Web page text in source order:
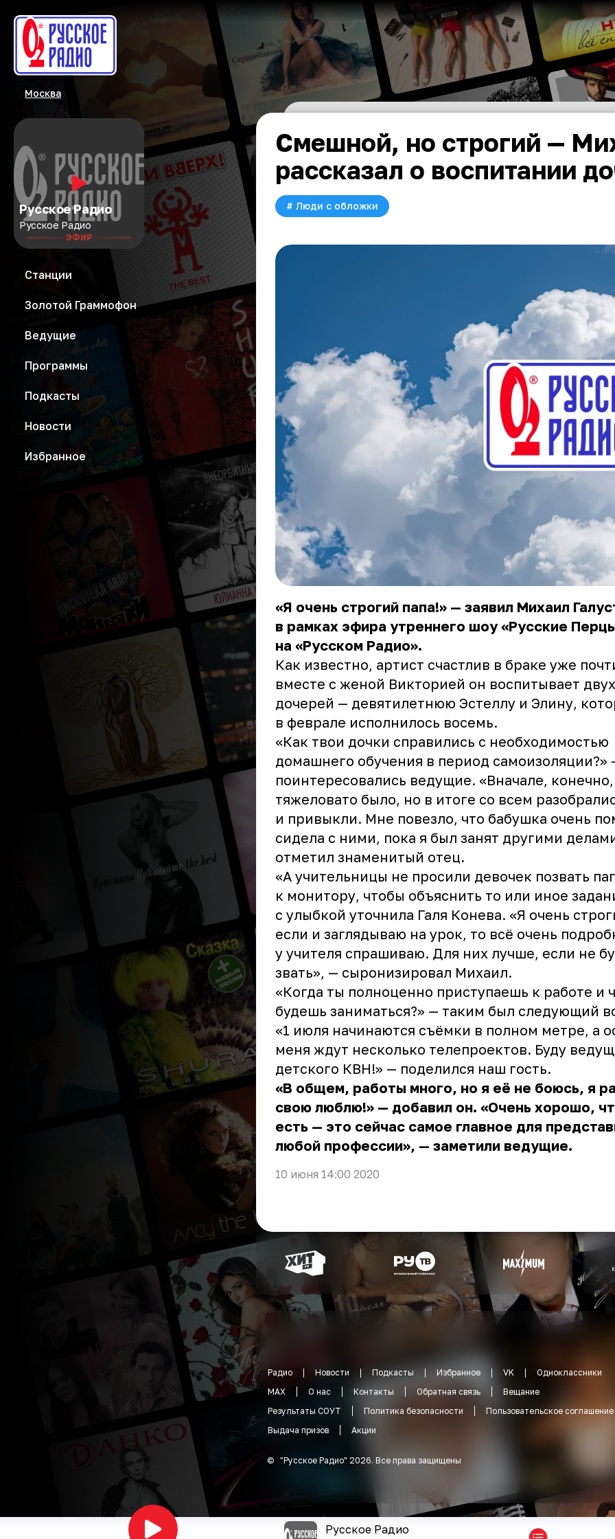
Москва
Русское Радио
Русское Радио
ЭФИР
Станции
Золотой Граммофон
Ведущие
Программы
Подкасты
Новости
Избранное
Смешной, но строгий —
рассказал о воспитании
# Люди с обложки
«Я очень строгий папа!» — заявил Михаил
в рамках эфира утреннего шоу «Русские
на «Русском Радио».
Как известно, артист счастлив в браке уже
вместе с женой Викторией он воспитывает двух
дочерей — девятилетнюю Эстеллу и Элину,
в феврале исполнилось восемь.
«Как твои дочки справились с необходимостью
домашнего обучения в период самоизоляции?»
поинтересовались ведущие. «Вначале, конечно,
тяжеловато было, но в итоге со всем
и привыкли. Мне повезло, что бабушка очень
сидела с ними, пока я был занят другими
отметил знаменитый отец.
«А учительницы не просили девочек позвать
к монитору, чтобы объяснить то или иное
с улыбкой уточнила Галя Конева. «Я очень
если и заглядываю на урок, то всё очень
у учителя спрашиваю. Для них лучше, если не
звать», — сыронизировал Михаил.
«Когда ты полноценно приступаешь к работе и
будешь заниматься?» — таким был следующий
«1 июля начинаются съёмки в полном метре, а
меня ждут несколько телепроектов. Буду
детского КВН!» — поделился наш гость.
«В общем, работы много, но я её не боюсь, я
свою люблю!» — добавил он. «Очень хорошо,
есть — это сейчас самое главное для
любой профессии», — заметили ведущие.
10 июня 14:00 2020
Радио Новости Подкасты Избранное VK
Одноклассники
MAX
О нас Контакты Обратная связь
Вещание
Результаты СОУТ
Политика безопасности
Пользовательское соглашение
Выдача призов
Акции
© "Русское Радио" 2026. Все права защищены
Русское Радио